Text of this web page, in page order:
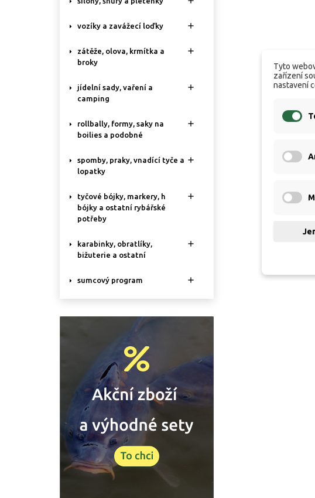
vozíky a zavážecí loďky 
zátěže, olova, krmítka a
broky

jídelní sady, vaření a
camping

rollbally, formy, saky na
boilies a podobné

spomby, praky, vnadící tyče a
lopatky

tyčové bójky, markery, h
bójky a ostatní rybářské
potřeby

karabinky, obratlíky,
bižuterie a ostatní

sumcový program 
Tyto
zařízení
nastavení